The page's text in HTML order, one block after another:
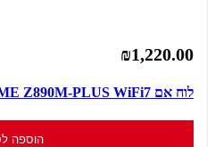
₪1,220.00
לוח אם Asus PRIME Z890M-PLUS WiFi7
הוספה